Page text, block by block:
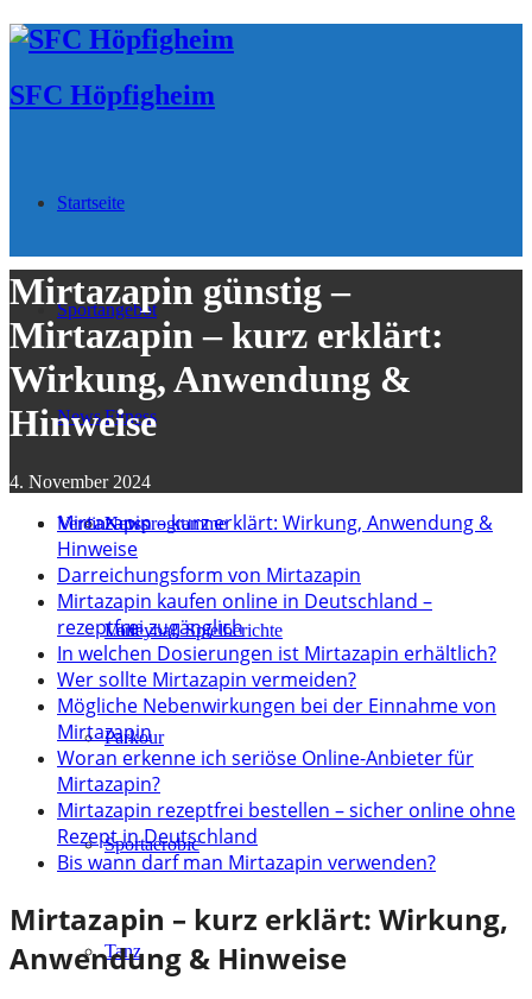
SFC Höpfigheim
Startseite
Sportangebot
Fitness
Kursprogramme
Lauf
Parkour
Sportaerobic
Tanz
News
News
Volleyball Spielberichte
Verein
Mirtazapin günstig –
Mirtazapin – kurz erklärt:
Wirkung, Anwendung &
Hinweise
4. November 2024
Mirtazapin – kurz erklärt: Wirkung, Anwendung &
Hinweise
Darreichungsform von Mirtazapin
Mirtazapin kaufen online in Deutschland –
rezeptfrei zugänglich
In welchen Dosierungen ist Mirtazapin erhältlich?
Wer sollte Mirtazapin vermeiden?
Mögliche Nebenwirkungen bei der Einnahme von
Mirtazapin
Woran erkenne ich seriöse Online-Anbieter für
Mirtazapin?
Mirtazapin rezeptfrei bestellen – sicher online ohne
Rezept in Deutschland
Bis wann darf man Mirtazapin verwenden?
Mirtazapin – kurz erklärt: Wirkung,
Anwendung & Hinweise